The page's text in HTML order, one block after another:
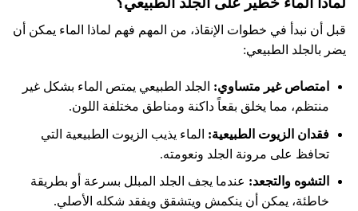
قبل أن نبدأ في خطوات الإنقاذ، من المهم فهم لماذا الماء يمكن أن
يضر بالجلد الطبيعي:
امتصاص غير متساوي: الجلد الطبيعي يمتص الماء بشكل غير
منتظم، مما يخلق بقعاً داكنة ومناطق مختلفة اللون.
فقدان الزيوت الطبيعية: الماء يذيب الزيوت الطبيعية التي
تحافظ على مرونة الجلد ونعومته.
التشوه والتجعد: عندما يجف الجلد المبلل بسرعة أو بطريقة
خاطئة، يمكن أن ينكمش ويتشقق ويفقد شكله الأصلي.